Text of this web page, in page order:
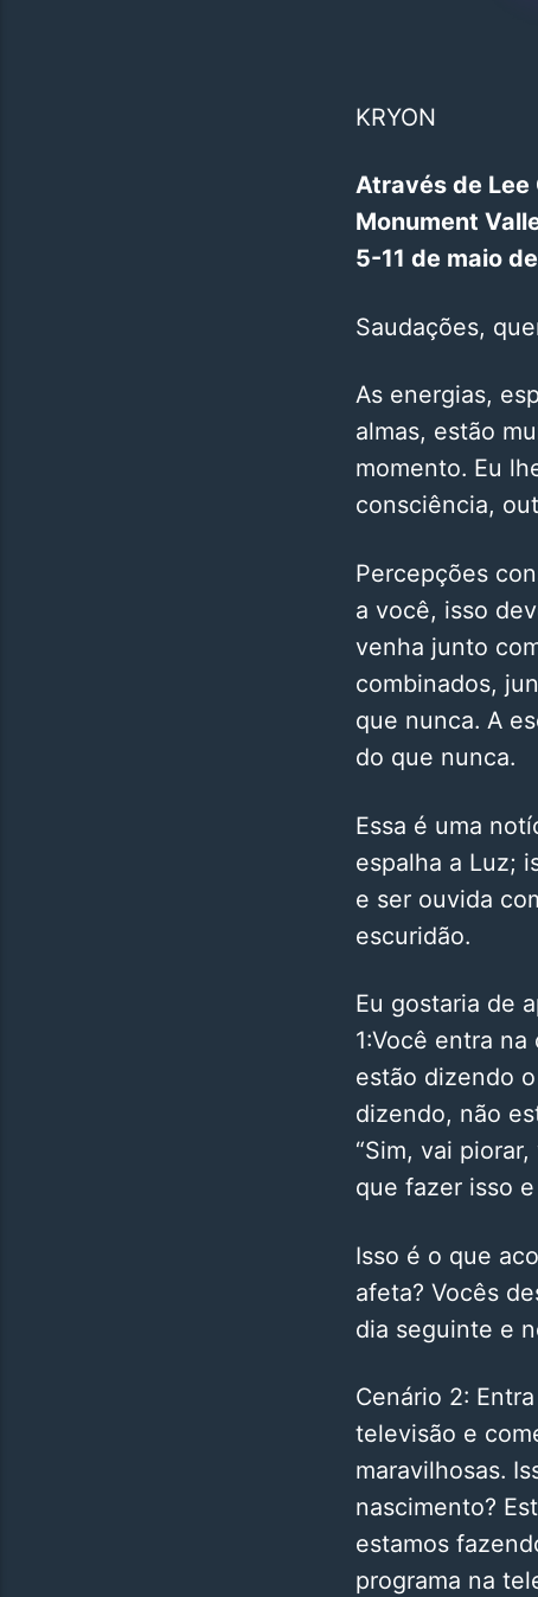
KRYON
Através de Lee
Monument
5-11 de maio
Saudações,
As energias,
almas, estão
momento. Eu
consciência,
Percepções
a você, isso
venha junto
combinados,
que nunca. A
do que nunca.
Essa é uma
espalha a Luz;
e ser ouvida
escuridão.
Eu gostaria de
1:Você entra
estão dizendo
dizendo, não
“Sim, vai
que fazer isso
Isso é o que
afeta? Vocês
dia seguinte e
Cenário 2:
televisão e
maravilhosas.
nascimento?
estamos
programa na